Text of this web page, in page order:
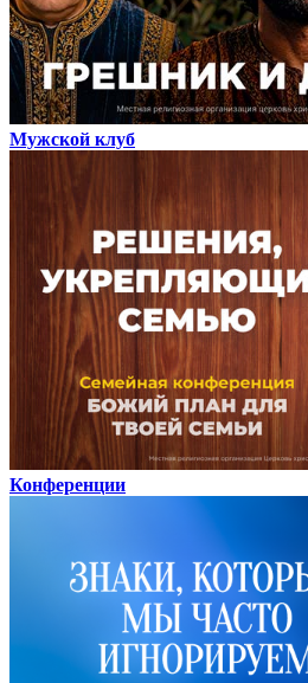
Мужской клуб
Конференции